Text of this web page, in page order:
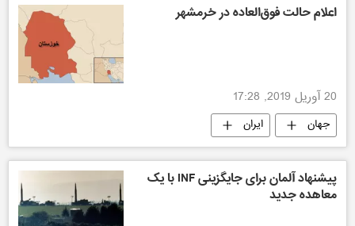
اعلام حالت فوق‌العاده در خرمشهر
20 آوریل 2019, 17:28
جهان ایران
پیشنهاد آلمان برای جایگزینی INF با یک
معاهده جدید